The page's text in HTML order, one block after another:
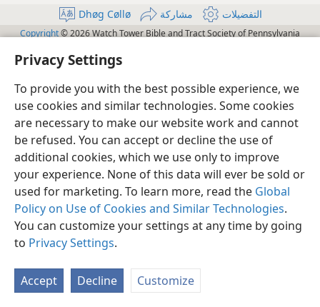
Privacy Settings
To provide you with the best possible experience, we
use cookies and similar technologies. Some cookies
are necessary to make our website work and cannot
be refused. You can accept or decline the use of
additional cookies, which we use only to improve
your experience. None of this data will ever be sold or
used for marketing. To learn more, read the Global
Policy on Use of Cookies and Similar Technologies.
You can customize your settings at any time by going
to Privacy Settings.
Accept Decline Customize
Dhøg Cøllø مشاركة التفضيلات
Copyright© 2026 Watch Tower Bible and Tract Society of Pennsylvania